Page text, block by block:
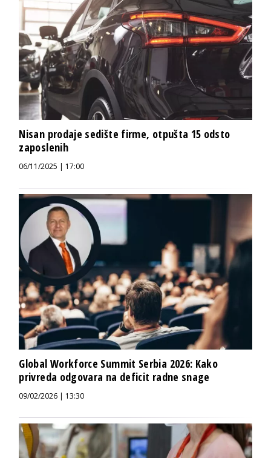
Nisan prodaje sedište firme, otpušta 15 odsto
zaposlenih
06/11/2025 | 17:00
Global Workforce Summit Serbia 2026: Kako
privreda odgovara na deficit radne snage
09/02/2026 | 13:30